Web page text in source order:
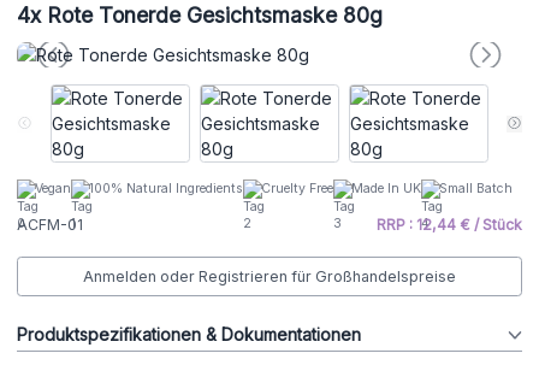
4xRote Tonerde Gesichtsmaske 80g
Vegan 100% Natural Ingredients Cruelty Free Made In UK Small Batch
ACFM-01 RRP : 12,44 € / Stück
Anmelden oder Registrieren für Großhandelspreise
Produktspezifikationen & Dokumentationen